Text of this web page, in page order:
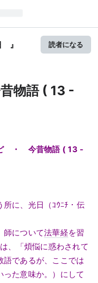
』 読者になる
物語 ( 13 -
・ 今昔物語 ( 13 -
に、光日（ｺｳﾆﾁ・伝
師について法華経を習
、「煩悩に惑わされて
であるが、ここでは
た意味か。）にして